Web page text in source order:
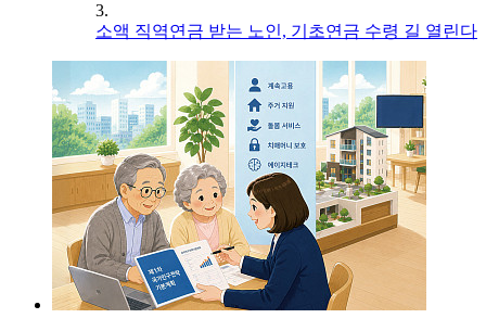
3.
소액 직역연금 받는 노인, 기초연금 수령 길 열린다